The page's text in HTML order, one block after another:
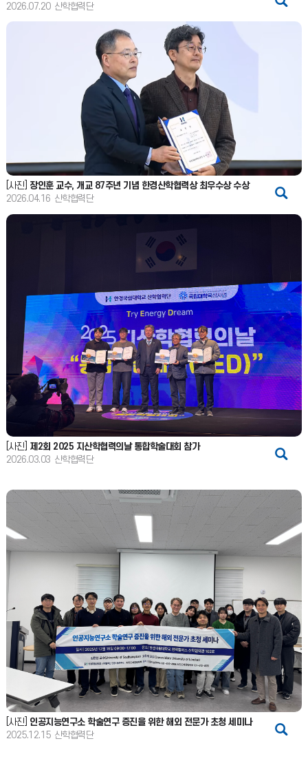
2026.07.20 산학협력단
[사진] 장인훈 교수, 개교 87주년 기념 한경산학협력상 최우수상 수상
2026.04.16 산학협력단
[사진] 제2회 2025 지산학협력의날 통합학술대회 참가
2026.03.03 산학협력단
[사진] 인공지능연구소 학술연구 증진을 위한 해외 전문가 초청 세미나
2025.12.15 산학협력단